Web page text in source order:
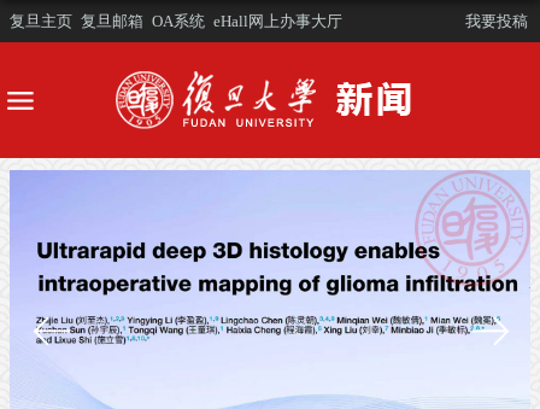
复旦主页 复旦邮箱 OA系统 eHall网上办事大厅 我要投稿